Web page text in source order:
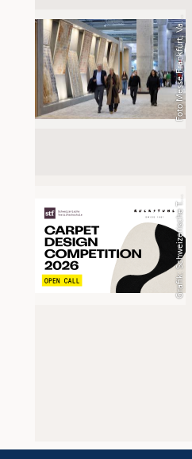
F
o
t
o
M
e
s
s
e
F
r
a
n
k
f
u
r
t
,
V
a
l
e
n
t
i
n
r
a
f
i
k
:
S
c
h
w
e
i
z
e
r
i
s
c
h
e
T
e
t
i
l
f
a
c
h
s
c
h
u
l
e
S
T